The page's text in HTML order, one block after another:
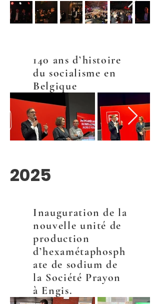
140 ans d’histoire
du socialisme en
Belgique
2025
Inauguration de la
nouvelle unité de
production
d’hexamétaphosph
ate de sodium de
la Société Prayon
à Engis.